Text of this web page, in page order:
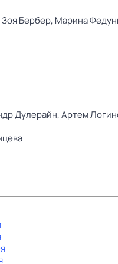
Зоя Бербер, Марина
Дулерайн,Артем